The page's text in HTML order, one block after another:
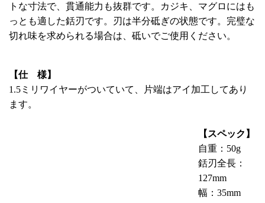
トな寸法で、貫通能力も抜群です。カジキ、マグロにはも
っとも適した銛刃です。刃は半分砥ぎの状態です。完璧な
切れ味を求められる場合は、砥いでご使用ください。
【仕 様】
1.5ミリワイヤーがついていて、片端はアイ加工してあり
ます。
【スペック】
自重：50g
銛刃全長：
127mm
幅：35mm